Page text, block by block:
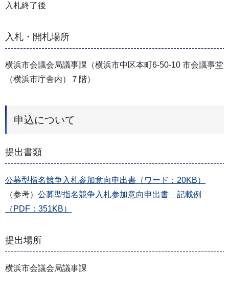
入札終了後
入札・開札場所
横浜市会議会局議事課（横浜市中区本町6-50-10 市会議事堂
（横浜市庁舎内）７階）
申込について
提出書類
公募型指名競争入札参加意向申出書（ワード：20KB）
（参考） 公募型指名競争入札参加意向申出書 記載例
（PDF：351KB）
提出場所
横浜市会議会局議事課